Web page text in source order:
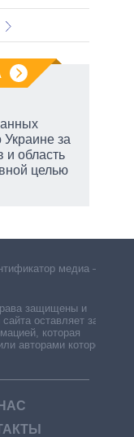
Украине за
и область
целью
медиа –
защищены и
оставляет за
которая
авторами которой